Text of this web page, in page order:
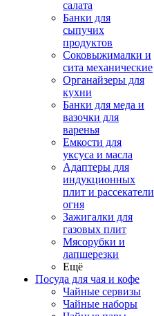
салата
Банки для
сыпучих
продуктов
Соковыжималки и
сита механические
Органайзеры для
кухни
Банки для меда и
вазочки для
варенья
Емкости для
уксуса и масла
Адаптеры для
индукционных
плит и рассекатели
огня
Зажигалки для
газовых плит
Мясорубки и
лапшерезки
Ещё
Посуда для чая и кофе
Чайные сервизы
Чайные наборы